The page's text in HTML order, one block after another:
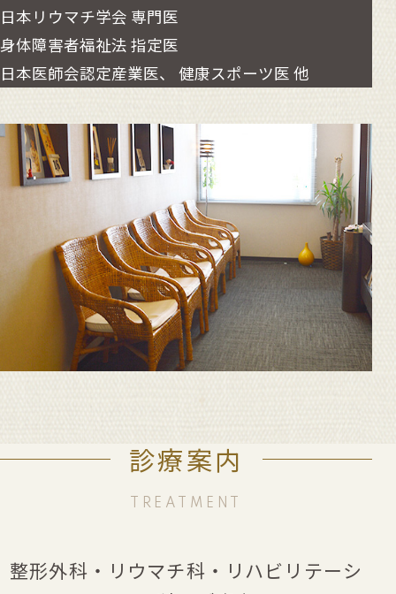
日本リウマチ学会 専門医
身体障害者福祉法 指定医
日本医師会認定産業医、 健康スポーツ医 他
診療案内
TREATMENT
整形外科・リウマチ科・リハビリテーシ